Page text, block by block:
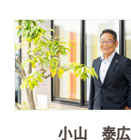
小山 泰広